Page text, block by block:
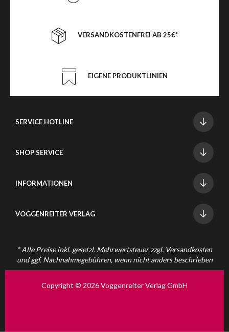
VERSANDKOSTENFREI AB 25€*
EIGENE PRODUKTLINIEN
SERVICE HOTLINE
SHOP SERVICE
INFORMATIONEN
VOGGENREITER VERLAG
* Alle Preise inkl. gesetzl. Mehrwertsteuer zzgl. Versandkosten
und ggf. Nachnahmegebühren, wenn nicht anders beschrieben
Copyright © 2026 Voggenreiter Verlag GmbH